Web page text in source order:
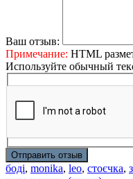
Ваш отзыв:
Примечание: HTML
Используйте обычный
Отправить отзыв
боді, monikа, leo, стоєчка, з